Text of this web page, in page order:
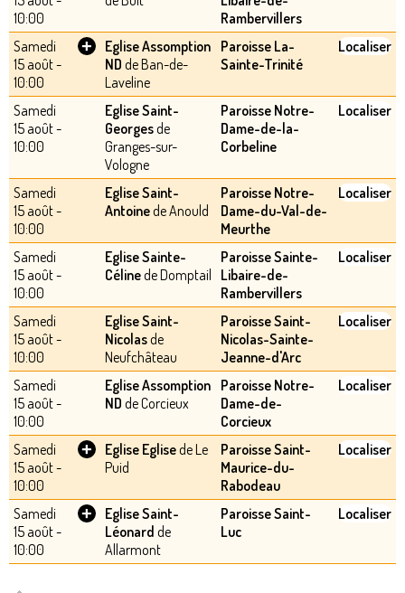
10:00
Rambervillers
Samedi
15 août -
10:00
+
Eglise Assomption
ND de Ban-de-
Laveline
Paroisse La-
Sainte-Trinité
Localiser
Samedi
15 août -
10:00
Eglise Saint-
Georgesde
Granges-sur-
Vologne
Paroisse Notre-
Dame-de-la-
Corbeline
Localiser
Samedi
15 août -
10:00
Eglise Saint-
Antoinede Anould
Paroisse Notre-
Dame-du-Val-de-
Meurthe
Localiser
Samedi
15 août -
10:00
Eglise Sainte-
Célinede Domptail
Paroisse Sainte-
Libaire-de-
Rambervillers
Localiser
Samedi
15 août -
10:00
Eglise Saint-
Nicolasde
Neufchâteau
Paroisse Saint-
Nicolas-Sainte-
Jeanne-d'Arc
Localiser
Samedi
15 août -
10:00
Eglise Assomption
ND de Corcieux
Paroisse Notre-
Dame-de-
Corcieux
Localiser
Samedi
15 août -
10:00
+ Eglise Eglisede Le
Puid
Paroisse Saint-
Maurice-du-
Rabodeau
Localiser
Samedi
15 août -
10:00
+
Eglise Saint-
Léonard de
Allarmont
Paroisse Saint-
Luc
Localiser